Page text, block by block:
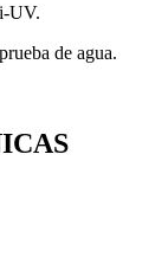
UV.
de agua.